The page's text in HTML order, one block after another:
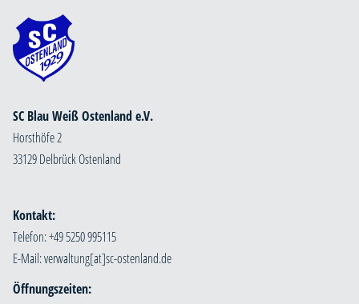
SC Blau Weiß Ostenland e.V.
Horsthöfe 2
33129 Delbrück Ostenland
Kontakt:
Telefon: +49 5250 995115
E-Mail:
Öffnungszeiten: